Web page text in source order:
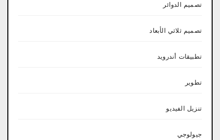
تصميم الدوائر
تصميم ثلاثي الأبعاد
تطبيقات أندرويد
تطوير
تنزيل الفيديو
جيولوجي